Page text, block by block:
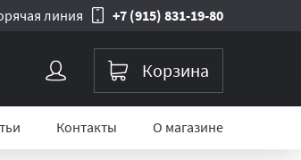
линия +7 (915) 831-19-80
Корзина
Контакты О магазине